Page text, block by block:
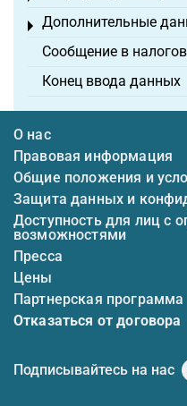
Дополнительные
Toggle menu
Сообщение в
Конец ввода данных
О нас
Правовая информация
Общие положения и
Защита данных и
Доступность для лиц с
возможностями
Пресса
Цены
Партнерская программа
Отказаться от договора
Подписывайтесь на нас